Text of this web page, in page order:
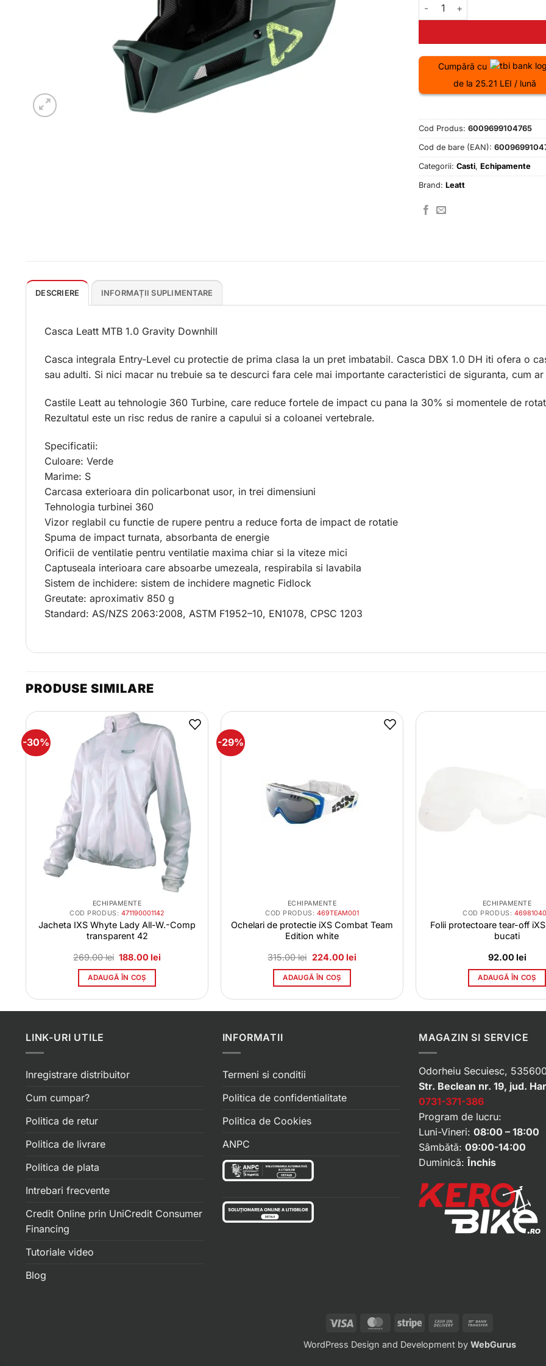
Cantitate Casca Leatt MTB
Cumpără cu
de la 25.21 LEI / lună
Cod Produs: 6009699104765
Cod de bare (EAN):
Categorii: Casti, Echipamente
Brand: Leatt
DESCRIERE INFORMAȚII SUPLIMENTARE
Casca Leatt MTB 1.0 Gravity Downhill
Casca integrala Entry-Level cu protectie de prima clasa la un pret imbatabil. Casca DBX 1.0 DH iti ofera o
sau adulti. Si nici macar nu trebuie sa te descurci fara cele mai importante caracteristici de siguranta, cum
Castile Leatt au tehnologie 360 Turbine, care reduce fortele de impact cu pana la 30% si momentele de
Rezultatul este un risc redus de ranire a capului si a coloanei vertebrale.
Specificatii:
Culoare: Verde
Marime: S
Carcasa exterioara din policarbonat usor, in trei dimensiuni
Tehnologia turbinei 360
Vizor reglabil cu functie de rupere pentru a reduce forta de impact de rotatie
Spuma de impact turnata, absorbanta de energie
Orificii de ventilatie pentru ventilatie maxima chiar si la viteze mici
Captuseala interioara care absoarbe umezeala, respirabila si lavabila
Sistem de inchidere: sistem de inchidere magnetic Fidlock
Greutate: aproximativ 850 g
Standard: AS/NZS 2063:2008, ASTM F1952–10, EN1078, CPSC 1203
PRODUSE SIMILARE
-30%
ECHIPAMENTE
COD PRODUS: 471190001142
Jacheta IXS Whyte Lady All-W.-Comp
transparent 42
269.00lei Prețul
a
fost:
188.00lei
ADAUGĂ ÎN COȘ
-29%
ECHIPAMENTE
COD PRODUS: 469TEAM001
Ochelari de protectie iXS Combat Team
Edition white
315.00lei Prețul
a
fost:
224.00 leiPrețul
ADAUGĂ ÎN COȘ
ECHIPAMENTE
COD PRODUS:
Folii protectoare tear-off
bucati
92.00 lei
ADAUGĂ ÎN COȘ
LINK-URI UTILE
Inregistrare distribuitor
Cum cumpar?
Politica de retur
Politica de livrare
Politica de plata
Intrebari frecvente
Credit Online prin UniCredit Consumer
Financing
Tutoriale video
Blog
INFORMATII
Termeni si conditii
Politica de confidentialitate
Politica de Cookies
ANPC
MAGAZIN SI SERVICE
Odorheiu Secuiesc,
Str. Beclean nr. 19, jud.
0731-371-386
Program de lucru:
Luni-Vineri: 08:00 – 18:00
Sâmbătă: 09:00-14:00
Duminică:Închis
Visa MasterCard
Stripe
Cash
Delivery
WordPress Design and Development by WebGurus